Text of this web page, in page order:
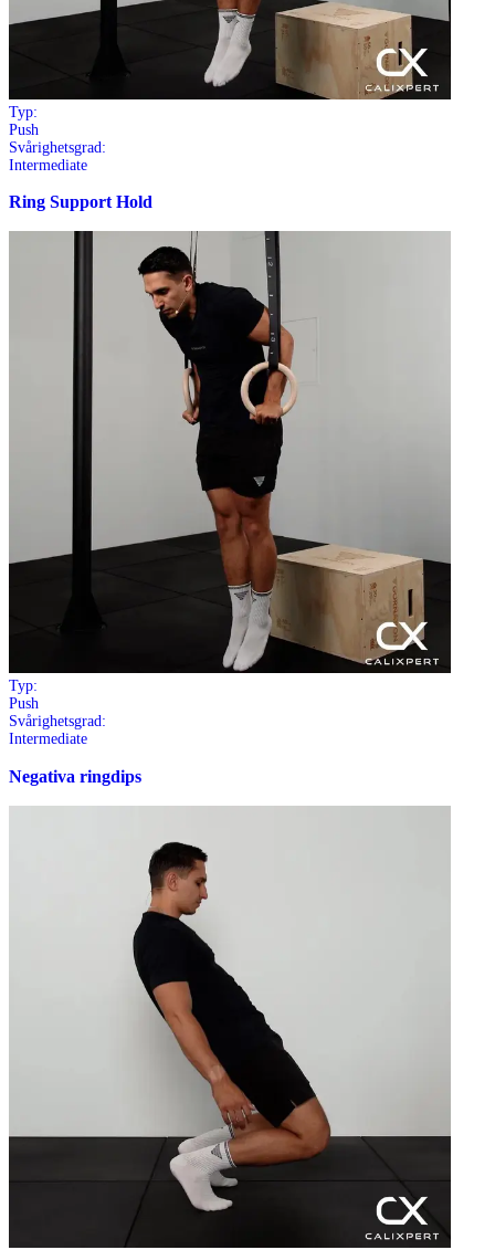
Typ:
Push
Svårighetsgrad:
Intermediate
Ring Support Hold
Typ:
Push
Svårighetsgrad:
Intermediate
Negativa ringdips